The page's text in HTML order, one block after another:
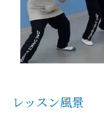
レッスン風景